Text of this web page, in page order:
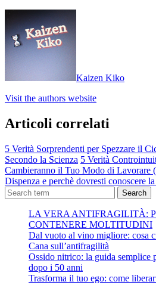
Kaizen Kiko
Visit the authors website
Articoli correlati
5 Verità Sorprendenti per Spezzare il
Secondo la Scienza 5 Verità
Cambieranno il Tuo Modo di Lavorare
Dispenza e perchè dovresti conoscere la
Search
LA VERA ANTIFRAGILITÀ:
CONTENERE MOLTITUDINI
Dal vuoto al vino migliore: cosa
Cana sull’antifragilità
Ossido nitrico: la guida semplice
dopo i 50 anni
Trasforma il tuo ego: come